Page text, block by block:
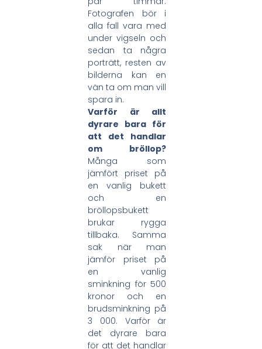
Fotografen bör i
alla fall vara med
under vigseln och
sedan ta några
porträtt, resten av
bilderna kan en
vän ta om man vill
spara in.
Varför är allt
dyrare bara för
att det handlar
om bröllop?
Många som
jämfört priset på
en vanlig bukett
och en
bröllopsbukett
brukar rygga
tillbaka. Samma
sak när man
jämför priset på
en vanlig
sminkning för 500
kronor och en
brudsminkning på
3 000. Varför är
det dyrare bara
för att det handlar